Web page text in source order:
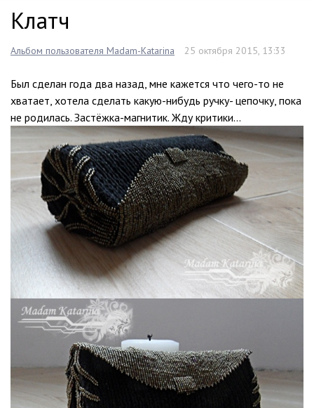
Клатч
Альбом пользователя Madam-Katarina 25 октября 2015, 13:33
Был сделан года два назад, мне кажется что чего-то не
хватает, хотела сделать какую-нибудь ручку- цепочку, пока
не родилась. Застёжка-магнитик. Жду критики…